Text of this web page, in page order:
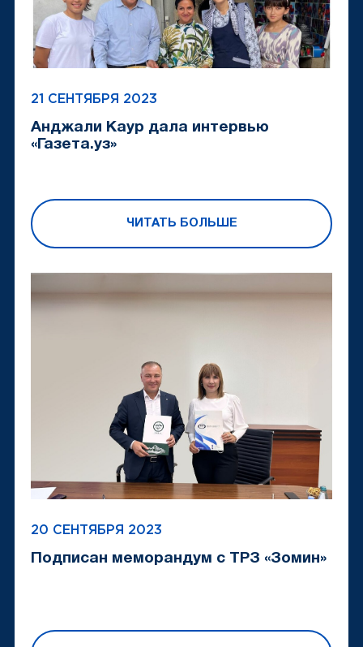
21 СЕНТЯБРЯ 2023
Анджали Каур дала интервью
«Газета.уз»
ЧИТАТЬ БОЛЬШЕ
20 СЕНТЯБРЯ 2023
Подписан меморандум с ТРЗ «Зомин»